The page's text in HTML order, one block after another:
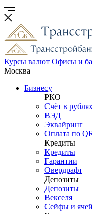
Курсы валют Офисы и
Москва
Бизнесу
РКО
Счёт в
ВЭД
Эквайринг
Оплата по
Кредиты
Кредиты
Гарантии
Овердрафт
Депозиты
Депозиты
Векселя
Сейфы и